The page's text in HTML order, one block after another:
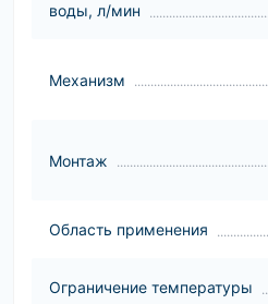
воды, л/мин
Механизм
Монтаж
Область применения
Ограничение температуры